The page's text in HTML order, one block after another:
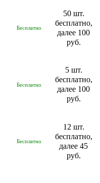
Бесплатно
50 шт.
бесплатно,
далее 100
руб.
Бесплатно
5 шт.
бесплатно,
далее 100
руб.
Бесплатно
12 шт.
бесплатно,
далее 45
руб.